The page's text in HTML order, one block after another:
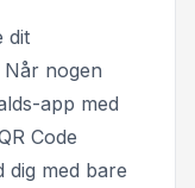
dit
Når nogen
app med
Code
med bare